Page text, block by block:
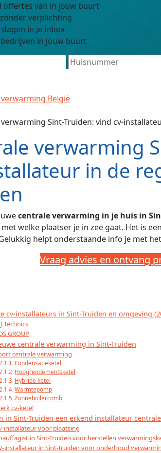
offertes van in jouw buurt
verplichting
dagen in je inbox
in jouw buurt
België
Sint-Truiden: vind cv-
verwarming
in de
centrale verwarming in je huis in
welke plaatser je in zee gaat. Het is
helpt onderstaande info je met
Vraag advies en ontvang
cv-installateurs in Sint-Truiden en omgeving
Technics
GROUP
centrale verwarming in Sint-Truiden
centrale verwarming
Condensatieketel
Hoogrendementsketel
Hybride ketel
Warmtepomp
Zonneboilercombi
cv-ketel
in Sint-Truiden een erkend installateur
installateur voor plaatsing
in Sint-Truiden voor herstellen
installateur in Sint-Truiden voor onderhoud